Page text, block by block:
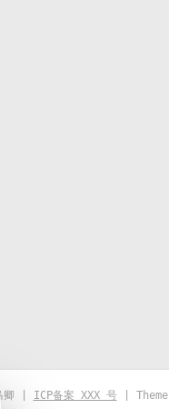
卿 | ICP备案 XXX 号| Theme